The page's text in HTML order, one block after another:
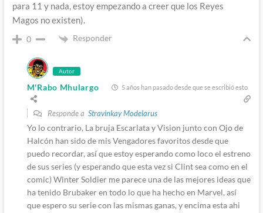
para 11 y nada, estoy empezando a creer que los Reyes
Magos no existen).
0 Responder
Autor
M'Rabo Mhulargo 5 años han pasado desde que se escribió esto
Responde a Stravinkay Modelarus
Yo lo contrario, La bruja Escarlata y Vision junto con Ojo de
Halcón han sido de mis Vengadores favoritos desde que
puedo recordar, así que estoy esperando como loco el estreno
de sus series (y esperando que esta vez si Clint sea como en el
comic) Winter Soldier me parece una de las mejores ideas que
ha tenido Brubaker en todo lo que ha hecho en Marvel, así
que espero su serie con las mismas ganas, y encima esta ahi